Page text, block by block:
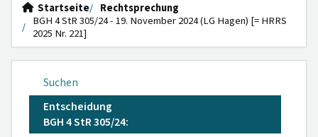
Startseite
Rechtsprechung
BGH 4 StR 305/24 - 19. November 2024 (LG Hagen) [= HRRS
2025 Nr. 221]
Suchen
Entscheidung
BGH 4 StR 305/24: